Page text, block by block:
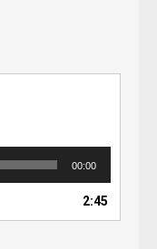
00:00
2:45